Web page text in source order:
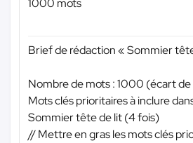
1000 mots
Brief de rédaction « Sommier
Nombre de mots : 1000 (écart
Mots clés prioritaires à inclure
Sommier tête de lit (4 fois)
// Mettre en gras les mots clés